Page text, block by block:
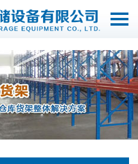
切
航